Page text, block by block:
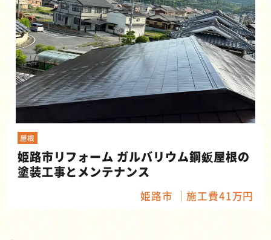
屋根
姫路市リフォーム ガルバリウム鋼鈑屋根の
塗装工事とメンテナンス
姫路市 施工費41万円